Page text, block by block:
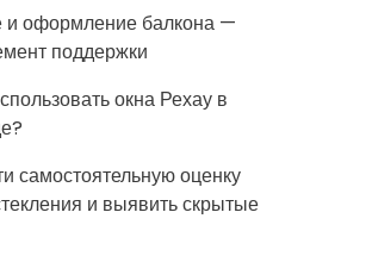
и оформление балкона —
поддержки
окна Рехау в
самостоятельную оценку
и выявить скрытые